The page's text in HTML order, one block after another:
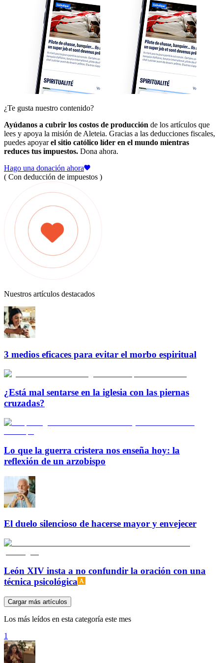
¿Te gusta nuestro contenido?
Ayúdanos a cubrir los costos de producción de los artículos que
lees y apoya la misión de Aleteia. Gracias a las deducciones fiscales,
puedes apoyarel sitio católico líder en el mundo mientras
reduces tus impuestos. Dona ahora.
Hago una donación ahora
( Con deducción de impuestos )
Nuestros artículos destacados
3 medios eficaces para evitar el morbo espiritual
¿Está mal sentarse en la iglesia con las piernas
cruzadas?
Lo que la guerra cristera nos enseña hoy: la
reflexión de un arzobispo
El duelo silencioso de hacerse mayor y envejecer
León XIV insta a no confundir la oración con una
técnica psicológica
Cargar más artículos
Los más leídos en esta categoría este mes
1